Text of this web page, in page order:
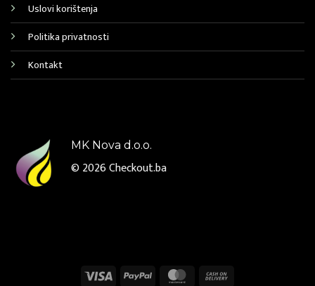
Uslovi korištenja
Politika privatnosti
Kontakt
MK Nova d.o.o.
© 2026Checkout.ba